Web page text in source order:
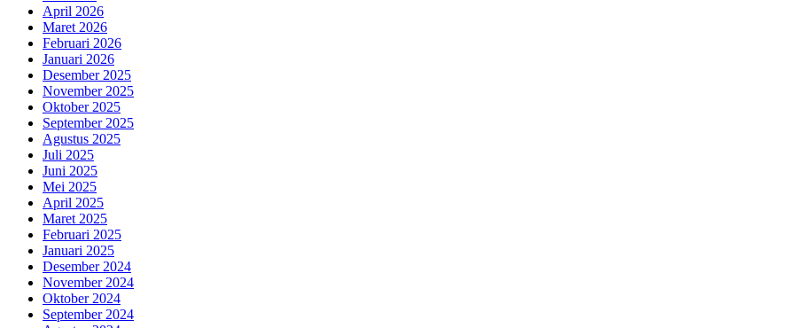
April 2026
Maret 2026
Februari 2026
Januari 2026
Desember 2025
November 2025
Oktober 2025
September 2025
Agustus 2025
Juli 2025
Juni 2025
Mei 2025
April 2025
Maret 2025
Februari 2025
Januari 2025
Desember 2024
November 2024
Oktober 2024
September 2024